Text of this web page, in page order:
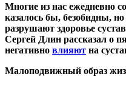
Многие из нас ежедневно
казалось бы, безобидны,
разрушают здоровье
Сергей Длин рассказал о
негативно влияют на
Малоподвижный образ